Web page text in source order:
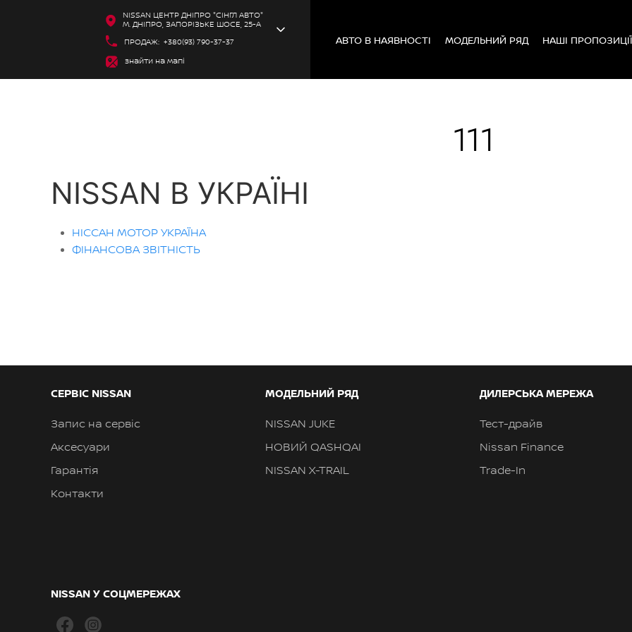
NISSAN ЦЕНТР ДНІПРО "СІНГЛ АВТО"
М. ДНІПРО, ЗАПОРІЗЬКЕ ШОСЕ, 25-А
ПРОДАЖ: +380(93) 790-37-37
знайти на мапі
АВТО В НАЯВНОСТІ МОДЕЛЬНИЙ РЯД НАШІ ПРОПОЗИЦІЇ
111
NISSAN В УКРАЇНІ
НІССАН МОТОР УКРАЇНА
ФІНАНСОВА ЗВІТНІСТЬ
СЕРВІС NISSAN
Запис на сервіс
Аксесуари
Гарантія
Контакти
МОДЕЛЬНИЙ РЯД
NISSAN JUKE
НОВИЙ QASHQAI
NISSAN X-TRAIL
ДИЛЕРСЬКА МЕРЕЖА
Тест-драйв
Nissan Finance
Trade-In
NISSAN У СОЦМЕРЕЖАХ